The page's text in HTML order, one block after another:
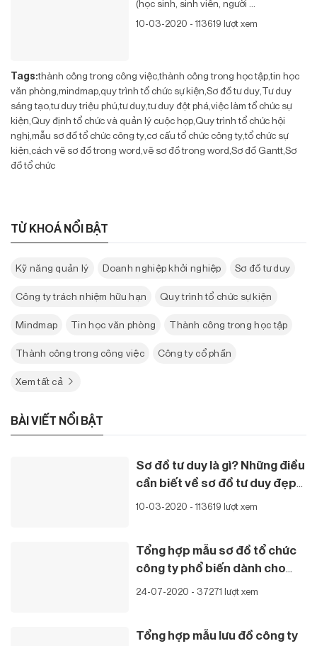
(học sinh, sinh viên, người ...
10-03-2020 - 113619 lượt xem
Tags:thành công trong công việcthành công trong học tậptin học
văn phòngmindmapquy trình tổ chức sự kiệnSơ đồ tư duyTư duy
sáng tạotư duy triệu phútư duytư duy đột pháviệc làm tổ chức sự
kiệnQuy định tổ chức và quản lý cuộc họpQuy trình tổ chức hội
nghịmẫu sơ đồ tổ chức công tycơ cấu tổ chức công tytổ chức sự
kiệncách vẽ sơ đồ trong wordvẽ sơ đồ trong wordSơ đồ GanttSơ
đồ tổ chức
TỪ KHOÁ NỔI BẬT
Kỹ năng quản lý Doanh nghiệp khởi nghiệp
Sơ đồ tư duy
Công ty trách nhiệm hữu hạn
Quy trình tổ chức sự kiện
Mindmap
Tin học văn phòng
Thành công trong học tập
Thành công trong công việc
Công ty cổ phần
Xem tất cả
BÀI VIẾT NỔI BẬT
Sơ đồ tư duy là gì? Những điều
cần biết về sơ đồ tư duy đẹp
sáng tạo
10-03-2020 - 113619 lượt xem
Tổng hợp mẫu sơ đồ tổ chức
công ty phổ biến dành cho
doanh nghiệp
24-07-2020 - 37271 lượt xem
Tổng hợp mẫu lưu đồ công ty